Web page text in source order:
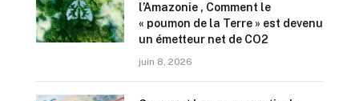
l’Amazonie , Comment le
« poumon de la Terre » est devenu
un émetteur net de CO2
juin 8, 2026